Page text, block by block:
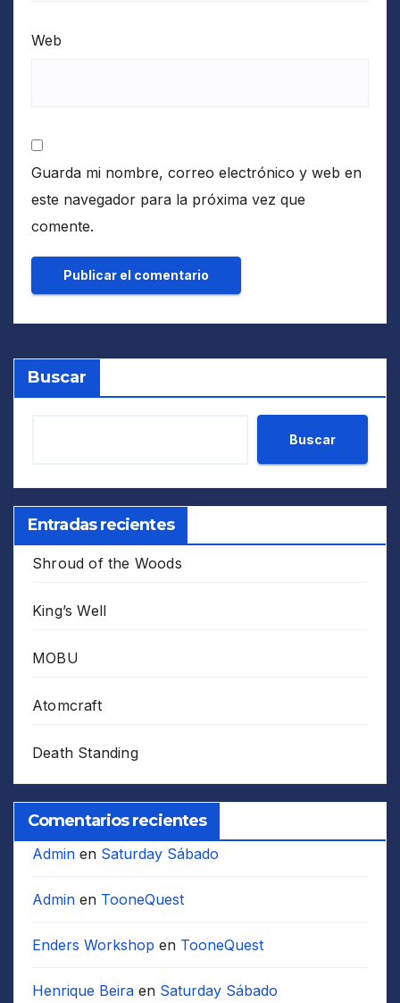
Web
Guarda mi nombre, correo electrónico y web en
este navegador para la próxima vez que
comente.
Buscar
Buscar
Entradas recientes
Shroud of the Woods
King’s Well
MOBU
Atomcraft
Death Standing
Comentarios recientes
Admin en Saturday Sábado
Admin en TooneQuest
Enders Workshop en TooneQuest
Henrique Beira en Saturday Sábado